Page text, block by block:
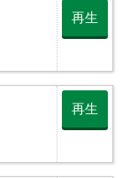
再生
再生